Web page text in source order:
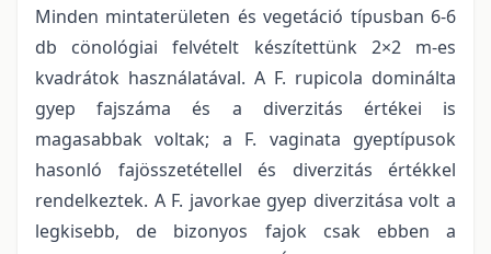
Minden mintaterületen és vegetáció típusban 6-6
db cönológiai felvételt készítettünk 2×2 m-es
kvadrátok használatával. A F. rupicola dominálta
gyep fajszáma és a diverzitás értékei is
magasabbak voltak; a F. vaginata gyeptípusok
hasonló fajösszetétellel és diverzitás értékkel
rendelkeztek. A F. javorkae gyep diverzitása volt a
legkisebb, de bizonyos fajok csak ebben a